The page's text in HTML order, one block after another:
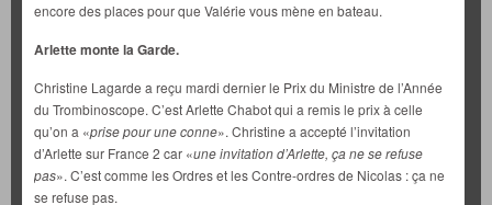
encore des places pour que Valérie vous mène en bateau.
Arlette monte la Garde.
Christine Lagarde a reçu mardi dernier le Prix du Ministre de l’Année
du Trombinoscope. C’est Arlette Chabot qui a remis le prix à celle
qu’on a «prise pour une conne». Christine a accepté l’invitation
d’Arlette sur France 2 car «une invitation d’Arlette, ça ne se refuse
pas». C’est comme les Ordres et les Contre-ordres de Nicolas : ça ne
se refuse pas.